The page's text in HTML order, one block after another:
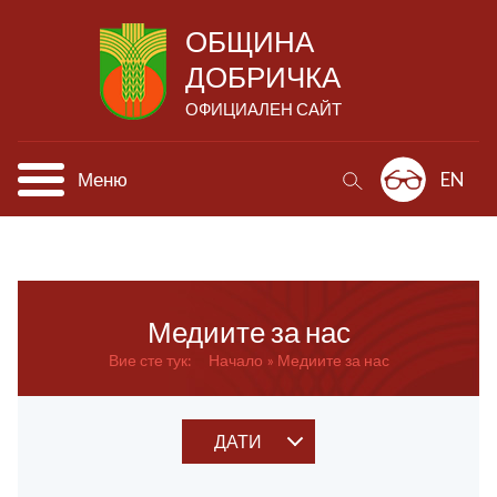
ОБЩИНА
ДОБРИЧКА
ОФИЦИАЛЕН САЙТ
Меню EN
Медиите за нас
Вие сте тук: Начало Медиите за нас
ДАТИ